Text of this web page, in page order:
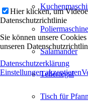
Salamander
Tellerregal
Tisch für
Hier klicken, um
Datenschutzrichtlinie
Sie können unsere
unseren
Datenschutzerklärung
Einstellungen akzeptieren